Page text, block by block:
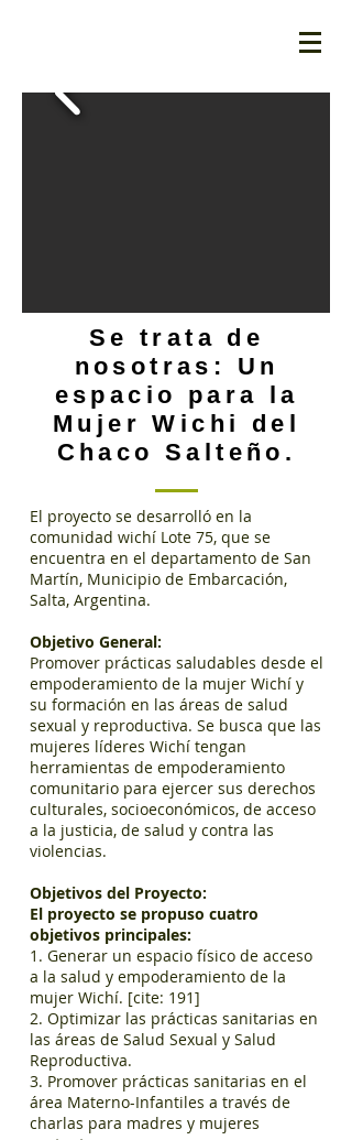
Se trata de
nosotras: Un
espacio para la
Mujer Wichi del
Chaco Salteño.
El proyecto se desarrolló en la
comunidad wichí Lote 75, que se
encuentra en el departamento de San
Martín, Municipio de Embarcación,
Salta, Argentina.
Objetivo General:
Promover prácticas saludables desde el
empoderamiento de la mujer Wichí y
su formación en las áreas de salud
sexual y reproductiva. Se busca que las
mujeres líderes Wichí tengan
herramientas de empoderamiento
comunitario para ejercer sus derechos
culturales, socioeconómicos, de acceso
a la justicia, de salud y contra las
violencias.
Objetivos del Proyecto:
El proyecto se propuso cuatro
objetivos principales:
1. Generar un espacio físico de acceso
a la salud y empoderamiento de la
mujer Wichí. [cite: 191]
2. Optimizar las prácticas sanitarias en
las áreas de Salud Sexual y Salud
Reproductiva.
3. Promover prácticas sanitarias en el
área Materno-Infantiles a través de
charlas para madres y mujeres